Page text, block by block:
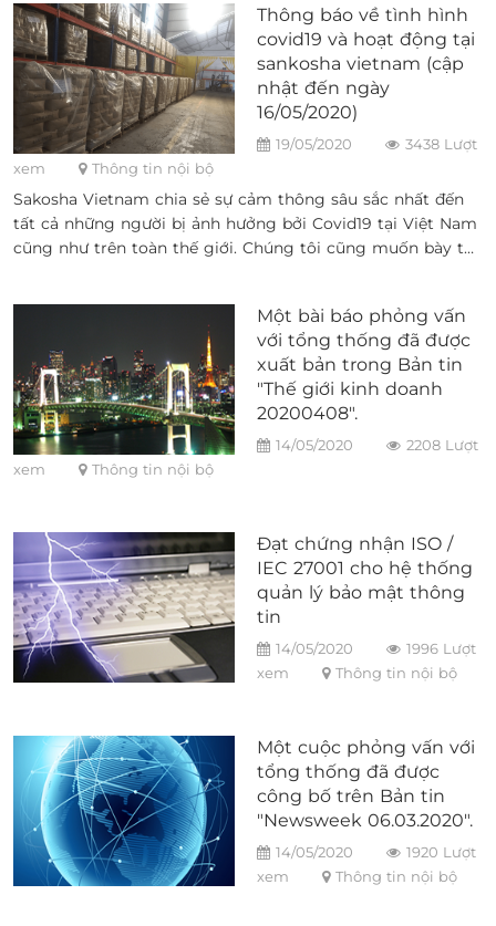
SPD không được lắp đặt
đúng cách, nó sẽ không có
hiệu quả trong việc bảo vệ
chống lại các dòng sét. Sau
đây, chúng tôi sẽ giới thiệu
cách sử dụng SPD hiệu
quả.1. Nối dây giữa SPD và
dài dây SPD1.2. Nối đất SPD
và thiết bị được bảo vệ1.3.
Khoảng cách giữa SPD và
Vùng lặp giữa SPD và thiết
bị được bảo vệ2. Bảo vệ các
thiết bị có nhiều điểm kết
nối 3. Bảo vệ thiết bị bảo vệ
được lắp đặt ở những nơi
cao4. Bảo vệ các thiết bị
được bảo vệ trong các tòa
Thông báo về tình hình
covid19 và hoạt động tại
sankosha vietnam (cập
nhật đến ngày
16/05/2020)
19/05/2020
3438 Lượt
xem
Thông tin nội bộ
Sakosha Vietnam chia sẻ sự cảm thông sâu sắc nhất đến
tất cả những người bị ảnh hưởng bởi Covid19 tại Việt Nam
cũng như trên toàn thế giới. Chúng tôi cũng muốn bày tỏ
Một bài báo phỏng vấn
với tổng thống đã được
xuất bản trong Bản tin
"Thế giới kinh doanh
20200408".
14/05/2020
2208 Lượt
xem
Thông tin nội bộ
Đạt chứng nhận ISO /
IEC 27001 cho hệ thống
quản lý bảo mật thông
tin
14/05/2020
1996 Lượt
xem
Thông tin nội bộ
Một cuộc phỏng vấn với
tổng thống đã được
công bố trên Bản tin
"Newsweek 06.03.2020".
14/05/2020
1920 Lượt
xem
Thông tin nội bộ